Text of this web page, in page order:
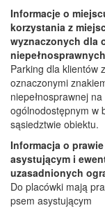
Informacje o
korzystania z
wyznaczonych dla
niepełnosprawnych
Parking dla klientów
oznaczonymi
niepełnosprawnej
ogólnodostępnym w
sąsiedztwie obiektu.
Informacja o
asystującym i
uzasadnionych
Do placówki mają
psem asystującym